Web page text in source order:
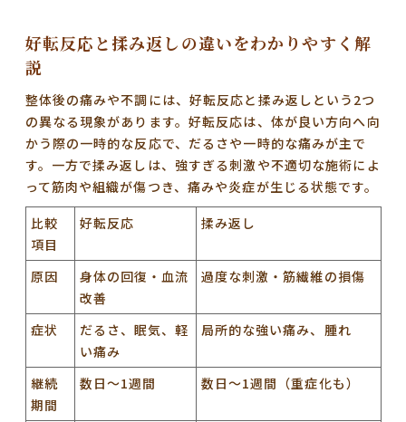
好転反応と揉み返しの違いをわかりやすく解
説
整体後の痛みや不調には、好転反応と揉み返しという2つ
の異なる現象があります。 好転反応は、体が良い方向へ向
かう際の一時的な反応で、だるさや一時的な痛みが主で
す。一方で揉み返し は、強すぎる刺激や不適切な施術によ
って筋肉や組織が傷つき、痛みや炎症が生じる状態です。
比較
項目
好転反応 揉み返し
原因
身体の回復・血流
改善
過度な刺激・筋繊維の損傷
症状
だるさ、眠気、軽
い痛み
局所的な強い痛み、腫れ
継続
期間
数日～1週間 数日～1週間（重症化も）